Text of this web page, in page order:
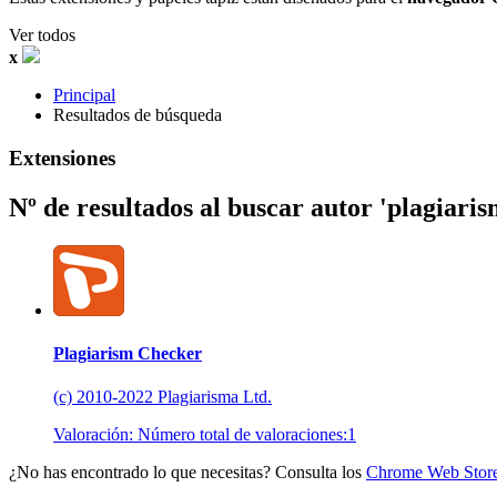
Ver todos
x
Principal
Resultados de búsqueda
Extensiones
Nº de resultados al buscar autor
Plagiarism Checker
(c) 2010-2022 Plagiarisma Ltd.
Valoración: Número total de valoraciones:1
¿No has encontrado lo que necesitas? Consulta los Chrome Web